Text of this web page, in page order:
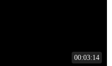
00:03:14